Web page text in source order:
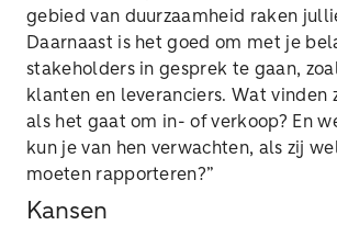
gebied van duurzaamheid raken
Daarnaast is het goed om met je
stakeholders in gesprek te gaan,
klanten en leveranciers. Wat vinden
als het gaat om in- of verkoop? En
kun je van hen verwachten, als zij
moeten rapporteren?”
Kansen